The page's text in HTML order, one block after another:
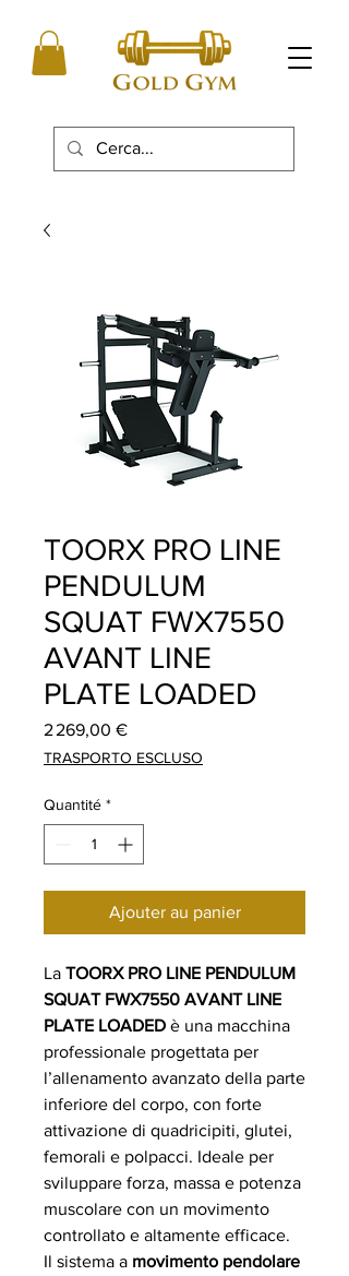
TOORX PRO LINE
PENDULUM
SQUAT FWX7550
AVANT LINE
PLATE LOADED
2 269,00 €Prix
TRASPORTO ESCLUSO
Quantité *
Ajouter au panier
La TOORX PRO LINE PENDULUM
SQUAT FWX7550 AVANT LINE
PLATE LOADED è una macchina
professionale progettata per
l’allenamento avanzato della parte
inferiore del corpo, con forte
attivazione di quadricipiti, glutei,
femorali e polpacci. Ideale per
sviluppare forza, massa e potenza
muscolare con un movimento
controllato e altamente efficace.
Il sistema a movimento pendolare